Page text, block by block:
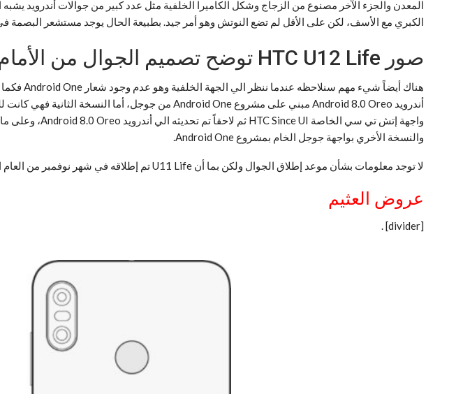
المعدن والجزء الآخر مصنوع من الزجاج وشكل الكاميرا الخلفية مثل عدد كبير من جوالات أندرويد
الكبري مع الأسف، لكن على الأقل لم تضع النوتش وهو أمر جيد. بطبيعة الحال يوجد مستشعر البصمة
صور HTC U12 Life توضح تصميم الجوال من الأمام والخلف
والنسخة الأخري بواجهة جوجل الخام بمشروع Android One.
لا توجد معلومات بشأن موعد إطلاق الجوال ولكن بما أن U11 Life تم إطلاقه في شهر نوفمبر من العام الماضي فمن المفترض أن يطلق U12 Life في شهر أكتوبر أو نوفمبر المقبل.
عروض العثيم
[divider]
.